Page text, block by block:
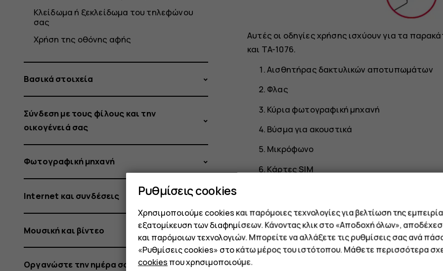
Αυτές οι οδηγίες χρήσης ισχύουν για τα
και TA-1076.
Αισθητήρας δακτυλικών αποτυπωμάτων
Φλας
Κύρια φωτογραφική μηχανή
Βύσμα για ακουστικά
Μικρόφωνο
Kάρτες SIM
Μπροστινή φωτογραφική μηχανή
Αισθητήρας απόστασης/αισθητήρας
Ακουστικό
Κλείδωμα ή ξεκλείδωμα του τηλεφώνου
σας
Χρήση της οθόνης αφής
Βασικά στοιχεία
Σύνδεση με τους φίλους και την
οικογένειά σας
Φωτογραφική μηχανή
Internet και συνδέσεις
Μουσική και βίντεο
Οργανώστε την ημέρα σας
Ρυθμίσεις cookies
Χρησιμοποιούμε cookies και παρόμοιες τεχνολογίες για βελτίωση της
εξατομίκευση των διαφημίσεων. Κάνοντας κλικ στο «Αποδοχή όλων»,
και παρόμοιων τεχνολογιών. Μπορείτε να αλλάξετε τις ρυθμίσεις σας ανά
«Ρυθμίσεις cookies» στο κάτω μέρος του ιστότοπου. Μάθετε περισσότερα
cookies που χρησιμοποιούμε.